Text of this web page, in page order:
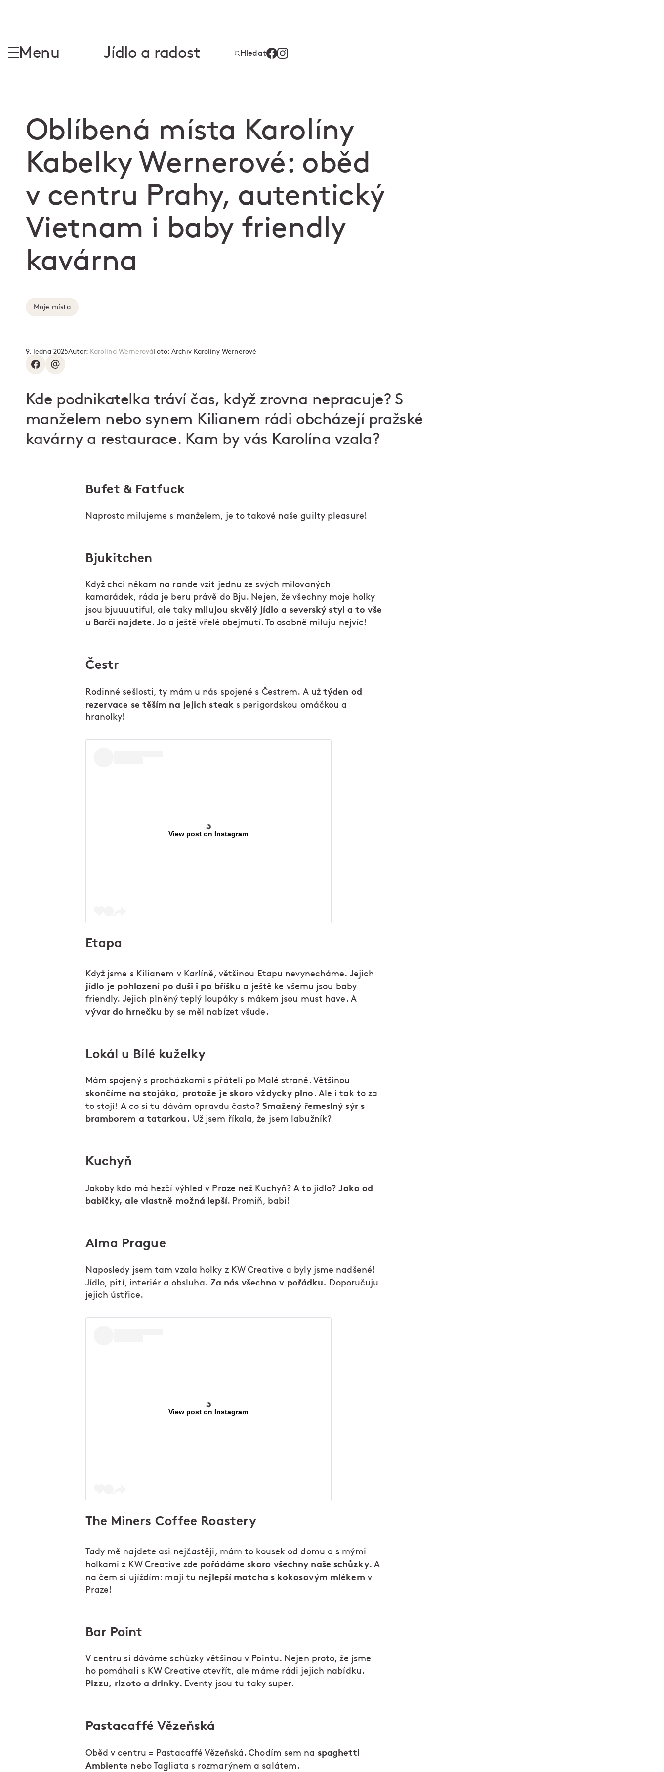
Menu Jídlo a radost Hledat
Oblíbená místa Karolíny
Kabelky Wernerové: oběd
v centru Prahy, autentický
Vietnam i baby friendly
kavárna
Moje místa
9. ledna 2025Autor: Karolína WernerováFoto: Archiv Karolíny Wernerové
Kde podnikatelka tráví čas, když zrovna nepracuje? S
manželem nebo synem Kilianem rádi obcházejí pražské
kavárny a restaurace. Kam by vás Karolína vzala?
Bufet & Fatfuck
Naprosto milujeme s manželem, je to takové naše guilty pleasure!
Bjukitchen
Když chci někam na rande vzít jednu ze svých milovaných
kamarádek, ráda je beru právě do Bju. Nejen, že všechny moje holky
jsou bjuuuutiful, ale taky milujou skvělý jídlo a severský styl a to vše
u Barči najdete. Jo a ještě vřelé obejmutí. To osobně miluju nejvíc!
Čestr
Rodinné sešlosti, ty mám u nás spojené s Čestrem. A užtýden od
rezervace se těším na jejich steak s perigordskou omáčkou a
hranolky!
View post on Instagram
Etapa
Když jsme s Kilianem v Karlíně, většinou Etapu nevynecháme. Jejich
jídlo je pohlazení po duši i po bříšku a ještě ke všemu jsou baby
friendly. Jejich plněný teplý loupáky s mákem jsou must have. A
vývar do hrnečku by se měl nabízet všude.
Lokál u Bílé kuželky
Mám spojený s procházkami s přáteli po Malé straně. Většinou
skončíme na stojáka, protože je skoro vždycky plno . Ale i tak to za
to stojí! A co si tu dávám opravdu často? Smažený řemeslný sýr s
bramborem a tatarkou. Už jsem říkala, že jsem labužník?
Kuchyň
Jakoby kdo má hezčí výhled v Praze než Kuchyň? A to jídlo?Jako od
babičky, ale vlastně možná lepší. Promiň, babi!
Alma Prague
Naposledy jsem tam vzala holky z KW Creative a byly jsme nadšené!
Jídlo, pití, interiér a obsluha. Za nás všechno v pořádku. Doporučuju
jejich ústřice.
View post on Instagram
The Miners Coffee Roastery
Tady mě najdete asi nejčastěji, mám to kousek od domu a s mými
holkami z KW Creative zde pořádáme skoro všechny naše schůzky. A
na čem si ujíždím: mají tu nejlepší matcha s kokosovým mlékem v
Praze!
Bar Point
V centru si dáváme schůzky většinou v Pointu. Nejen proto, že jsme
ho pomáhali s KW Creative otevřít, ale máme rádi jejich nabídku.
Pizzu, rizoto a drinky. Eventy jsou tu taky super.
Pastacaffé Vězeňská
Oběd v centru = Pastacaffé Vězeňská. Chodím sem na spaghetti
Ambiente nebo Tagliata s rozmarýnem a salátem.